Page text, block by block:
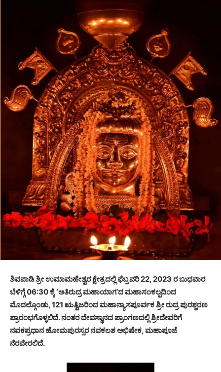
ಶಿವಪಾಡಿ ಶ್ರೀ ಉಮಾಮಹೇಶ್ವರ ಕ್ಷೇತ್ರದಲ್ಲಿ ಫೆಬ್ರವರಿ 22, 2023 ರ ಬುಧವಾರ
ಬೆಳಿಗ್ಗೆ 06:30 ಕ್ಕೆ ‘ಅತಿರುದ್ರ ಮಹಾಯಾಗ’ದ ಮಹಾಸಂಕಲ್ಪದಿಂದ
ಮೊದಲ್ಗೊಂಡು, 121 ಋತ್ವಿಜರಿಂದ ಮಹಾನ್ಯಾಸಪೂರ್ವಕ ಶ್ರೀ ರುದ್ರ ಪುರಶ್ಚರಣ
ಪ್ರಾರಂಭಗೊಳ್ಳಲಿದೆ. ನಂತರ ದೇವಸ್ಥಾನದ ಪ್ರಾಂಗಣದಲ್ಲಿ ಶ್ರೀದೇವರಿಗೆ
ನವಕಪ್ರಧಾನ ಹೋಮಪುರಸ್ಸರ ನವಕಲಶ ಅಭಿಷೇಕ, ಮಹಾಪೂಜೆ
ನೆರವೇರಲಿದೆ.